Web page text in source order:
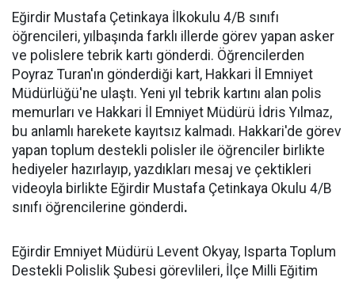
Eğirdir Mustafa Çetinkaya İlkokulu 4/B sınıfı
öğrencileri, yılbaşında farklı illerde görev yapan asker
ve polislere tebrik kartı gönderdi. Öğrencilerden
Poyraz Turan'ın gönderdiği kart, Hakkari İl Emniyet
Müdürlüğü'ne ulaştı. Yeni yıl tebrik kartını alan polis
memurları ve Hakkari İl Emniyet Müdürü İdris Yılmaz,
bu anlamlı harekete kayıtsız kalmadı. Hakkari'de görev
yapan toplum destekli polisler ile öğrenciler birlikte
hediyeler hazırlayıp, yazdıkları mesaj ve çektikleri
videoyla birlikte Eğirdir Mustafa Çetinkaya Okulu 4/B
sınıfı öğrencilerine gönderdi.
Eğirdir Emniyet Müdürü Levent Okyay, Isparta Toplum
Destekli Polislik Şubesi görevlileri, İlçe Milli Eğitim